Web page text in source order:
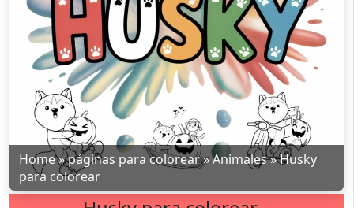
Home»páginas para colorear»Animales»Husky
para colorear